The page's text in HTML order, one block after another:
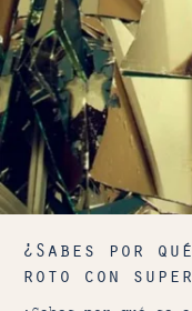
¿Sabes por
roto con